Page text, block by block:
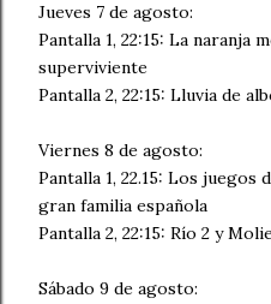
Jueves 7 de agosto:
Pantalla 1, 22:15: La naranja
superviviente
Pantalla 2, 22:15: Lluvia de
Viernes 8 de agosto:
Pantalla 1, 22.15: Los juegos
gran familia española
Pantalla 2, 22:15: Río 2 y
Sábado 9 de agosto: